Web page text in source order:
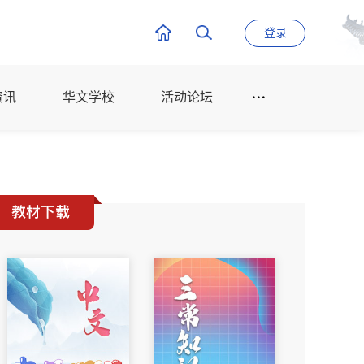
登录
讯 华文学校 活动论坛